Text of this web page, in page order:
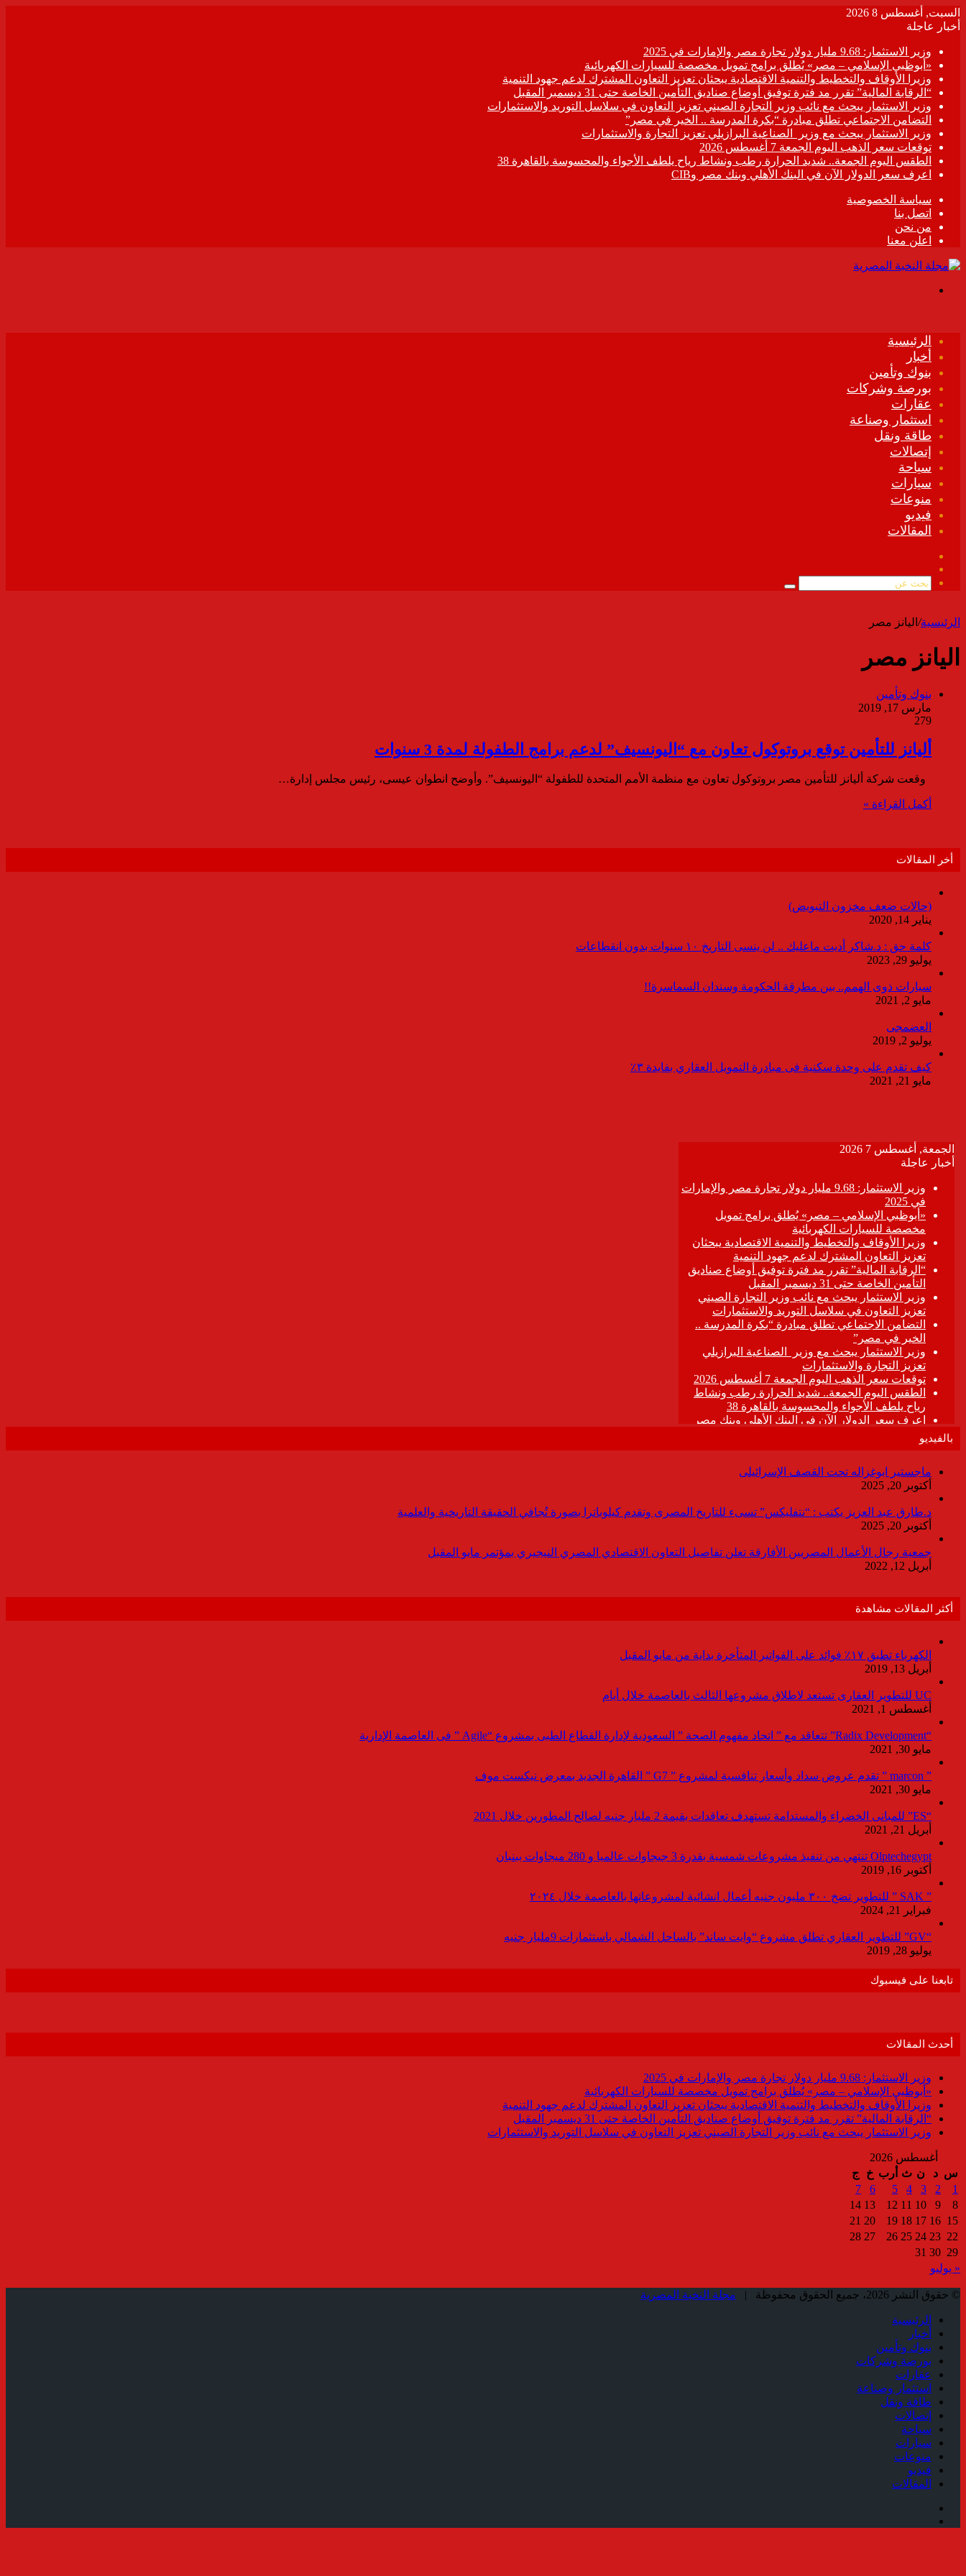
السبت, أغسطس 8 2026
أخبار عاجلة
وزير الاستثمار: 9.68 مليار دولار تجارة مصر والإمارات في 2025
«أبوظبي الإسلامي – مصر» يُطلق برامج تمويل مخصصة للسيارات الكهربائية
وزيرا الأوقاف والتخطيط والتنمية الاقتصادية يبحثان تعزيز التعاون المشترك لدعم جهود التنمية
“الرقابة المالية” تقرر مد فترة توفيق أوضاع صناديق التأمين الخاصة حتى 31 ديسمبر المقبل
وزير الاستثمار يبحث مع نائب وزير التجارة الصيني تعزيز التعاون في سلاسل التوريد والاستثمارات
التضامن الاجتماعي تطلق مبادرة “بكرة المدرسة .. الخير في مصر”
وزير الاستثمار يبحث مع وزير الصناعية البرازيلي تعزيز التجارة والاستثمارات
توقعات سعر الذهب اليوم الجمعة 7 أغسطس 2026
الطقس اليوم الجمعة.. شديد الحرارة رطب ونشاط رياح يلطف الأجواء والمحسوسة بالقاهرة 38
اعرف سعر الدولار الآن في البنك الأهلي وبنك مصر وCIB
سياسة الخصوصية
اتصل بنا
من نحن
اعلن معنا
الرئيسية
أخبار
بنوك وتأمين
بورصة وشركات
عقارات
استثمار وصناعة
طاقة ونقل
إتصالات
سياحة
سيارات
منوعات
فيديو
المقالات
الموقع
بحث
الرئيسية/ اليانز مصر
اليانز مصر
بنوك وتأمين
مارس 17, 2019
279
أليانز للتأمين توقع بروتوكول تعاون مع “اليونسيف” لدعم برامج الطفولة لمدة 3 سنوات
وقعت شركة أليانز للتأمين مصر بروتوكول تعاون مع منظمة الأمم المتحدة للطفولة “اليونسيف”. وأوضح انطوان عيسى، رئيس مجلس إدارة…
أكمل القراءة »
أخر المقالات
(حالات ضعف مخزون التبويض)
يناير 14, 2020
كلمة حق : د.شاكر أديت ماعليك .. لن ينسى التاريخ ١٠ سنوات بدون انقطاعات
يوليو 29, 2023
سيارات ذوى الهمم.. بين مطرقة الحكومة وسندان السماسرة!!
مايو 2, 2021
العضمجى
يوليو 2, 2019
كيف تقدم على وحدة سكنية فى مبادرة التمويل العقاري بفايدة ٣٪
مايو 21, 2021
بالفيديو
ماجستير ابوغزاله تحت القصف الإسرائيلى
أكتوبر 20, 2025
د.طارق عبد العزيز يكتب : “نتفليكس” تسىء للتاريخ المصرى وتقدم كيلوباترا بصورة تُجافي الحقيقة التاريخية والعلمية
أكتوبر 20, 2025
جمعية رجال الأعمال المصريين الأفارقة تعلن تفاصيل التعاون الاقتصادي المصري النيجيري بمؤتمر مايو المقبل
أبريل 12, 2022
أكثر المقالات مشاهدة
الكهرباء تطبق ١٧٪ فوائد على الفواتير المتأخرة بداية من مايو المقبل
أبريل 13, 2019
UC للتطوير العقارى تستعد لاطلاق مشروعها الثالث بالعاصمة خلال أيام
أغسطس 1, 2021
“Radix Development” تتعاقد مع ” اتحاد مفهوم الصحة ” السعودية لإدارة القطاع الطبى بمشروع “Agile ” فى العاصمة الإدارية
مايو 30, 2021
” marcon ” تقدم عروض سداد وأسعار تنافسية لمشروع ” G7 ” القاهرة الجديد بمعرض نيكست موف
مايو 30, 2021
“ES” للمبانى الخضراء والمستدامة تستهدف تعاقدات بقيمة 2 مليار جنيه لصالح المطورين خلال 2021
أبريل 21, 2021
Olptechegypt تنتهي من تنفيذ مشروعات شمسية بقدرة 3 جيجاوات عالميا و 280 ميجاوات ببنبان
أكتوبر 16, 2019
” SAK ” للتطوير تضخ ٣٠٠ مليون جنيه أعمال انشائية لمشروعاتها بالعاصمة خلال ٢٠٢٤
فبراير 21, 2024
“GV” للتطوير العقاري تطلق مشروع “وايت ساند” بالساحل الشمالي باستثمارات 9مليار جنيه
يوليو 28, 2019
تابعنا على فيسبوك
أحدث المقالات
وزير الاستثمار: 9.68 مليار دولار تجارة مصر والإمارات في 2025
«أبوظبي الإسلامي – مصر» يُطلق برامج تمويل مخصصة للسيارات الكهربائية
وزيرا الأوقاف والتخطيط والتنمية الاقتصادية يبحثان تعزيز التعاون المشترك لدعم جهود التنمية
“الرقابة المالية” تقرر مد فترة توفيق أوضاع صناديق التأمين الخاصة حتى 31 ديسمبر المقبل
وزير الاستثمار يبحث مع نائب وزير التجارة الصيني تعزيز التعاون في سلاسل التوريد والاستثمارات
أغسطس 2026
س د ن ث أرب خ
ج
1
2
3
4
5
6
7
8
9
10
11
12
13
14
15
16
17
18
19
20
21
22
23
24
25
26
27
28
29
30
31
« يوليو
© حقوق النشر 2026، جميع الحقوق محفوظة | مجلة النخبة المصرية
الرئيسية
أخبار
بنوك وتأمين
بورصة وشركات
عقارات
استثمار وصناعة
طاقة ونقل
إتصالات
سياحة
سيارات
منوعات
فيديو
المقالات